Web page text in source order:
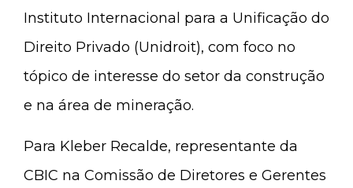
Instituto Internacional para a Unificação do
Direito Privado (Unidroit), com foco no
tópico de interesse do setor da construção
e na área de mineração.
Para Kleber Recalde, representante da
CBIC na Comissão de Diretores e Gerentes